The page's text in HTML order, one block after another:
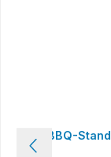
BBQ-Stand